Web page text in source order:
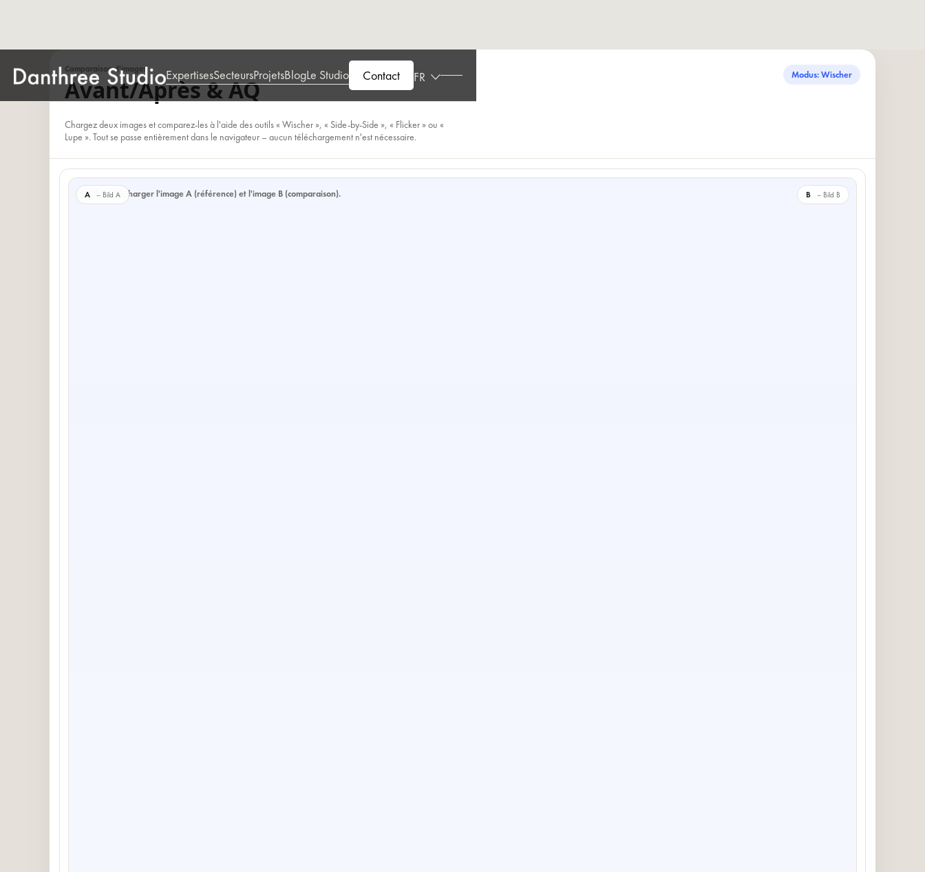
ExpertisesSecteursProjetsBlogLe Studio Contact FR
Comparaison d'images
Avant/après & AQ
Chargez deux images et comparez-les à l'aide des outils « Wischer », « Side-by-Side », « Flicker » ou «
Lupe ». Tout se passe entièrement dans le navigateur – aucun téléchargement n'est nécessaire.
Modus: Wischer
Veuillez télécharger l'image A (référence) et l'image B (comparaison).
A – Bild A B – Bild B